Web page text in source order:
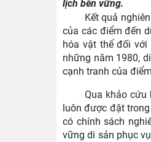
lịch bền vững.
Kết quả
của các điểm đến
hóa vật thể đối
những năm 1980,
cạnh tranh của
Qua khảo cứu
luôn được đặt
có chính sách
vững di sản phục